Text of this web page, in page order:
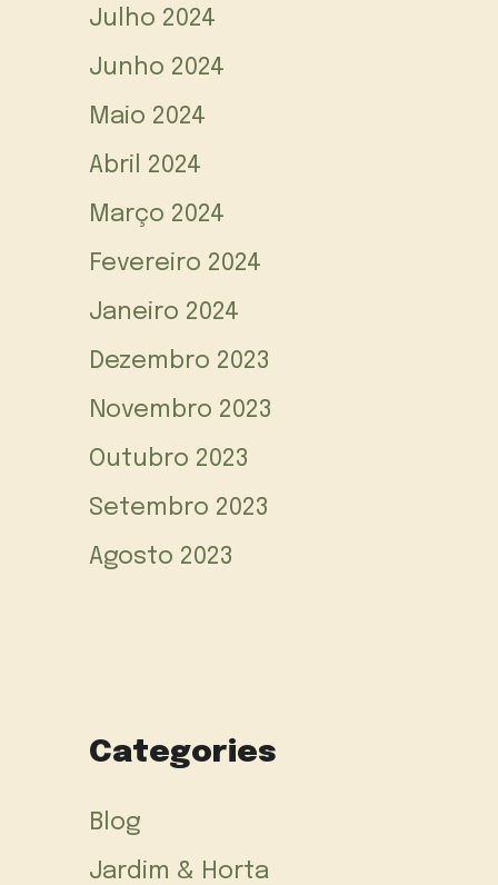
Julho 2024
Junho 2024
Maio 2024
Abril 2024
Março 2024
Fevereiro 2024
Janeiro 2024
Dezembro 2023
Novembro 2023
Outubro 2023
Setembro 2023
Agosto 2023
Categories
Blog
Jardim & Horta